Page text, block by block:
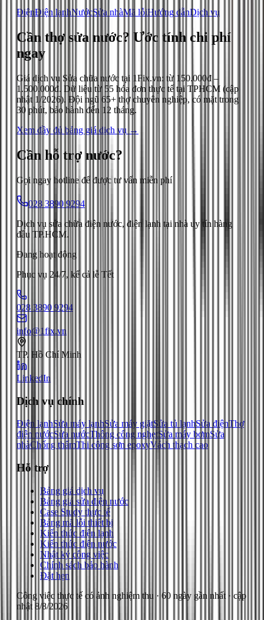
ĐiệnĐiện lạnhNướcSửa nhàMã lỗiHướng dẫnDịch vụ
Cần thợ sửa nước? Ước tính chi phí
ngay
Giá dịch vụ Sửa chữa nước tại 1Fix.vn: từ 150.000đ –
1.500.000đ. Dữ liệu từ 55 hóa đơn thực tế tại TPHCM (cập
nhật 1/2026). Đội ngũ 65+ thợ chuyên nghiệp, có mặt trong
30 phút, bảo hành đến 12 tháng.
Xem đầy đủ bảng giá dịch vụ →
Cần hỗ trợ nước?
Gọi ngay hotline để được tư vấn miễn phí
028 3890 9294
Dịch vụ sửa chữa điện nước, điện lạnh tại nhà uy tín hàng
đầu TP.HCM.
Đang hoạt động
Phục vụ 24/7, kể cả lễ Tết
028 3890 9294
info@1fix.vn
TP. Hồ Chí Minh
LinkedIn
Dịch vụ chính
Điện lạnhSửa máy lạnhSửa máy giặtSửa tủ lạnhSửa điệnThợ
điện nướcSửa nướcThông cống nghẹtSửa máy bơmSửa
nhàChống thấmThi công sơn epoxyVách thạch cao
Hỗ trợ
Bảng giá dịch vụ
Bảng giá sửa điện nước
Case Study thực tế
Bảng mã lỗi thiết bị
Kiến thức điện lạnh
Kiến thức điện nước
Nhật ký công việc
Chính sách bảo hành
Đặt hẹn
Công việc thực tế có ảnh nghiệm thu · 60 ngày gần nhất · cập
nhật 8/8/2026